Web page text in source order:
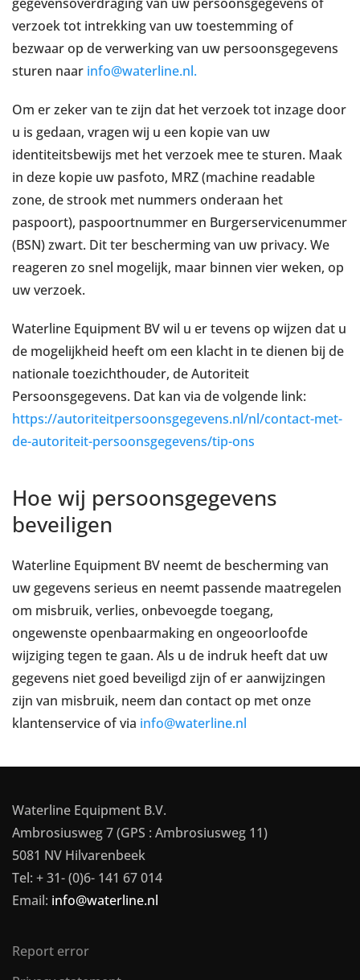
verzoek tot intrekking van uw toestemming of
bezwaar op de verwerking van uw persoonsgegevens
sturen naar info@waterline.nl.
Om er zeker van te zijn dat het verzoek tot inzage door
u is gedaan, vragen wij u een kopie van uw
identiteitsbewijs met het verzoek mee te sturen. Maak
in deze kopie uw pasfoto, MRZ (machine readable
zone, de strook met nummers onderaan het
paspoort), paspoortnummer en Burgerservicenummer
(BSN) zwart. Dit ter bescherming van uw privacy. We
reageren zo snel mogelijk, maar binnen vier weken, op
uw verzoek.
Waterline Equipment BV wil u er tevens op wijzen dat u
de mogelijkheid heeft om een klacht in te dienen bij de
nationale toezichthouder, de Autoriteit
Persoonsgegevens. Dat kan via de volgende link:
https://autoriteitpersoonsgegevens.nl/nl/contact-met-
de-autoriteit-persoonsgegevens/tip-ons
Hoe wij persoonsgegevens
beveiligen
Waterline Equipment BV neemt de bescherming van
uw gegevens serieus en neemt passende maatregelen
om misbruik, verlies, onbevoegde toegang,
ongewenste openbaarmaking en ongeoorloofde
wijziging tegen te gaan. Als u de indruk heeft dat uw
gegevens niet goed beveiligd zijn of er aanwijzingen
zijn van misbruik, neem dan contact op met onze
klantenservice of via info@waterline.nl
Waterline Equipment B.V.
Ambrosiusweg 7 (GPS : Ambrosiusweg 11)
5081 NV Hilvarenbeek
Tel: + 31- (0)6- 141 67 014
Email: info@waterline.nl
Report error